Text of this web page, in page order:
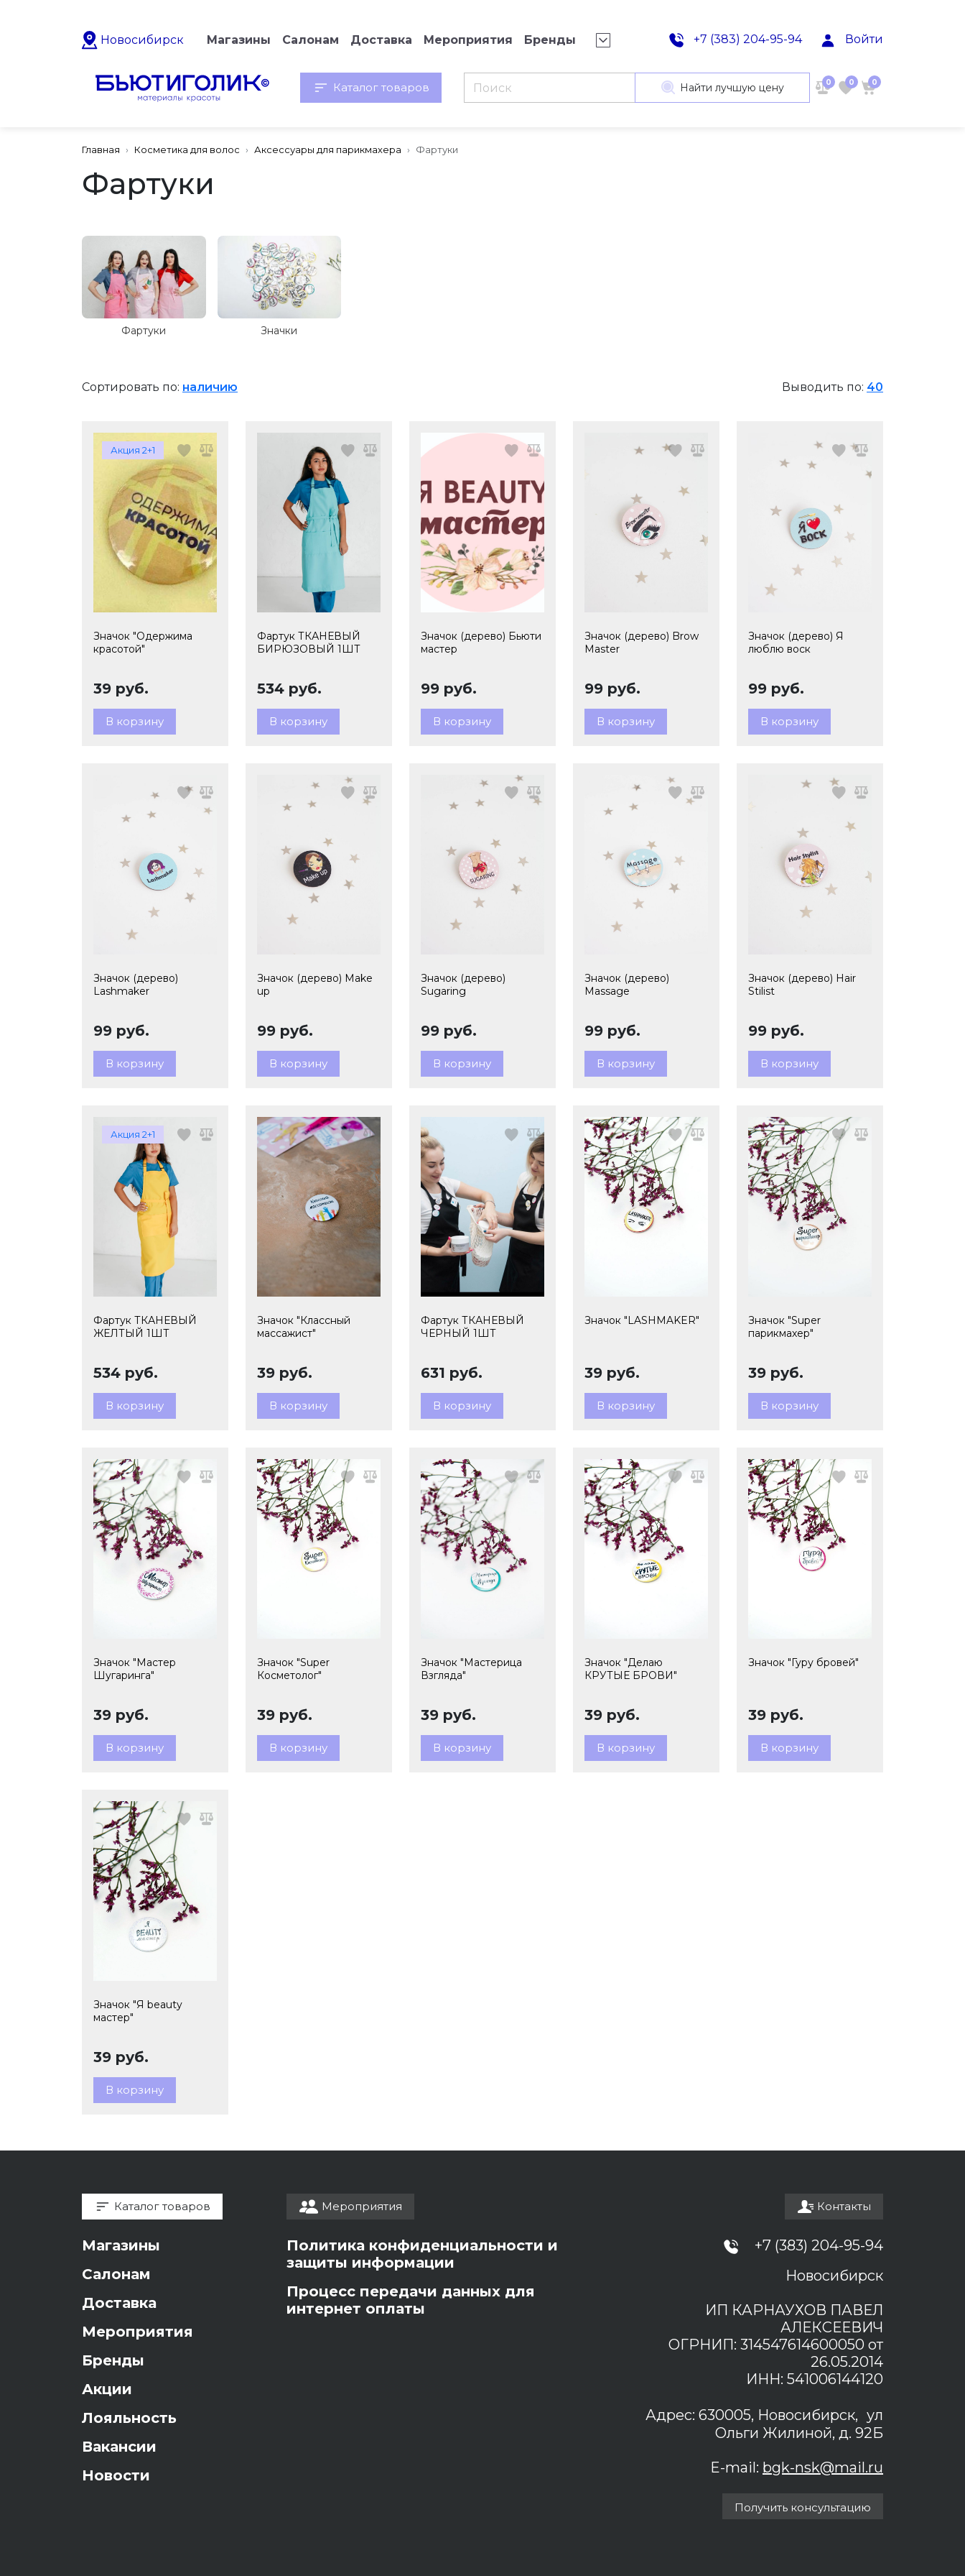
Новосибирск Магазины Салонам Доставка Мероприятия Бренды +7 (383) 204-95-94 Войти
Каталог товаров Найти лучшую цену 0 0 0
Главная Косметика для волос Аксессуары для парикмахера Фартуки
Фартуки
Фартуки Значки
Сортировать по: наличию Выводить по: 40
Акция 2+1
Значок "Одержима
красотой"
39 руб.
В корзину
Фартук ТКАНЕВЫЙ
БИРЮЗОВЫЙ 1ШТ
534 руб.
В корзину
Значок (дерево) Бьюти
мастер
99 руб.
В корзину
Значок (дерево) Brow
Master
99 руб.
В корзину
Значок (дерево) Я
люблю воск
99 руб.
В корзину
Значок (дерево)
Lashmaker
99 руб.
В корзину
Значок (дерево) Make
up
99 руб.
В корзину
Значок (дерево)
Sugaring
99 руб.
В корзину
Значок (дерево)
Massage
99 руб.
В корзину
Значок (дерево) Hair
Stilist
99 руб.
В корзину
Акция 2+1
Фартук ТКАНЕВЫЙ
ЖЕЛТЫЙ 1ШТ
534 руб.
В корзину
Значок "Классный
массажист"
39 руб.
В корзину
Фартук ТКАНЕВЫЙ
ЧЕРНЫЙ 1ШТ
631 руб.
В корзину
Значок "LASHMAKER"
39 руб.
В корзину
Значок "Super
парикмахер"
39 руб.
В корзину
Значок "Мастер
Шугаринга"
39 руб.
В корзину
Значок "Super
Косметолог"
39 руб.
В корзину
Значок "Мастерица
Взгляда"
39 руб.
В корзину
Значок "Делаю
КРУТЫЕ БРОВИ"
39 руб.
В корзину
Значок "Гуру бровей"
39 руб.
В корзину
Значок "Я beauty
мастер"
39 руб.
В корзину
Каталог товаров
Магазины
Салонам
Доставка
Мероприятия
Бренды
Акции
Лояльность
Вакансии
Новости
Мероприятия
Политика конфиденциальности и
защиты информации
Процесс передачи данных для
интернет оплаты
Контакты
+7 (383) 204-95-94
Новосибирск
ИП КАРНАУХОВ ПАВЕЛ
АЛЕКСЕЕВИЧ
ОГРНИП: 314547614600050 от
26.05.2014
ИНН: 541006144120
Адрес: 630005, Новосибирск, ул
Ольги Жилиной, д. 92Б
E-mail: bgk-nsk@mail.ru
Получить консультацию